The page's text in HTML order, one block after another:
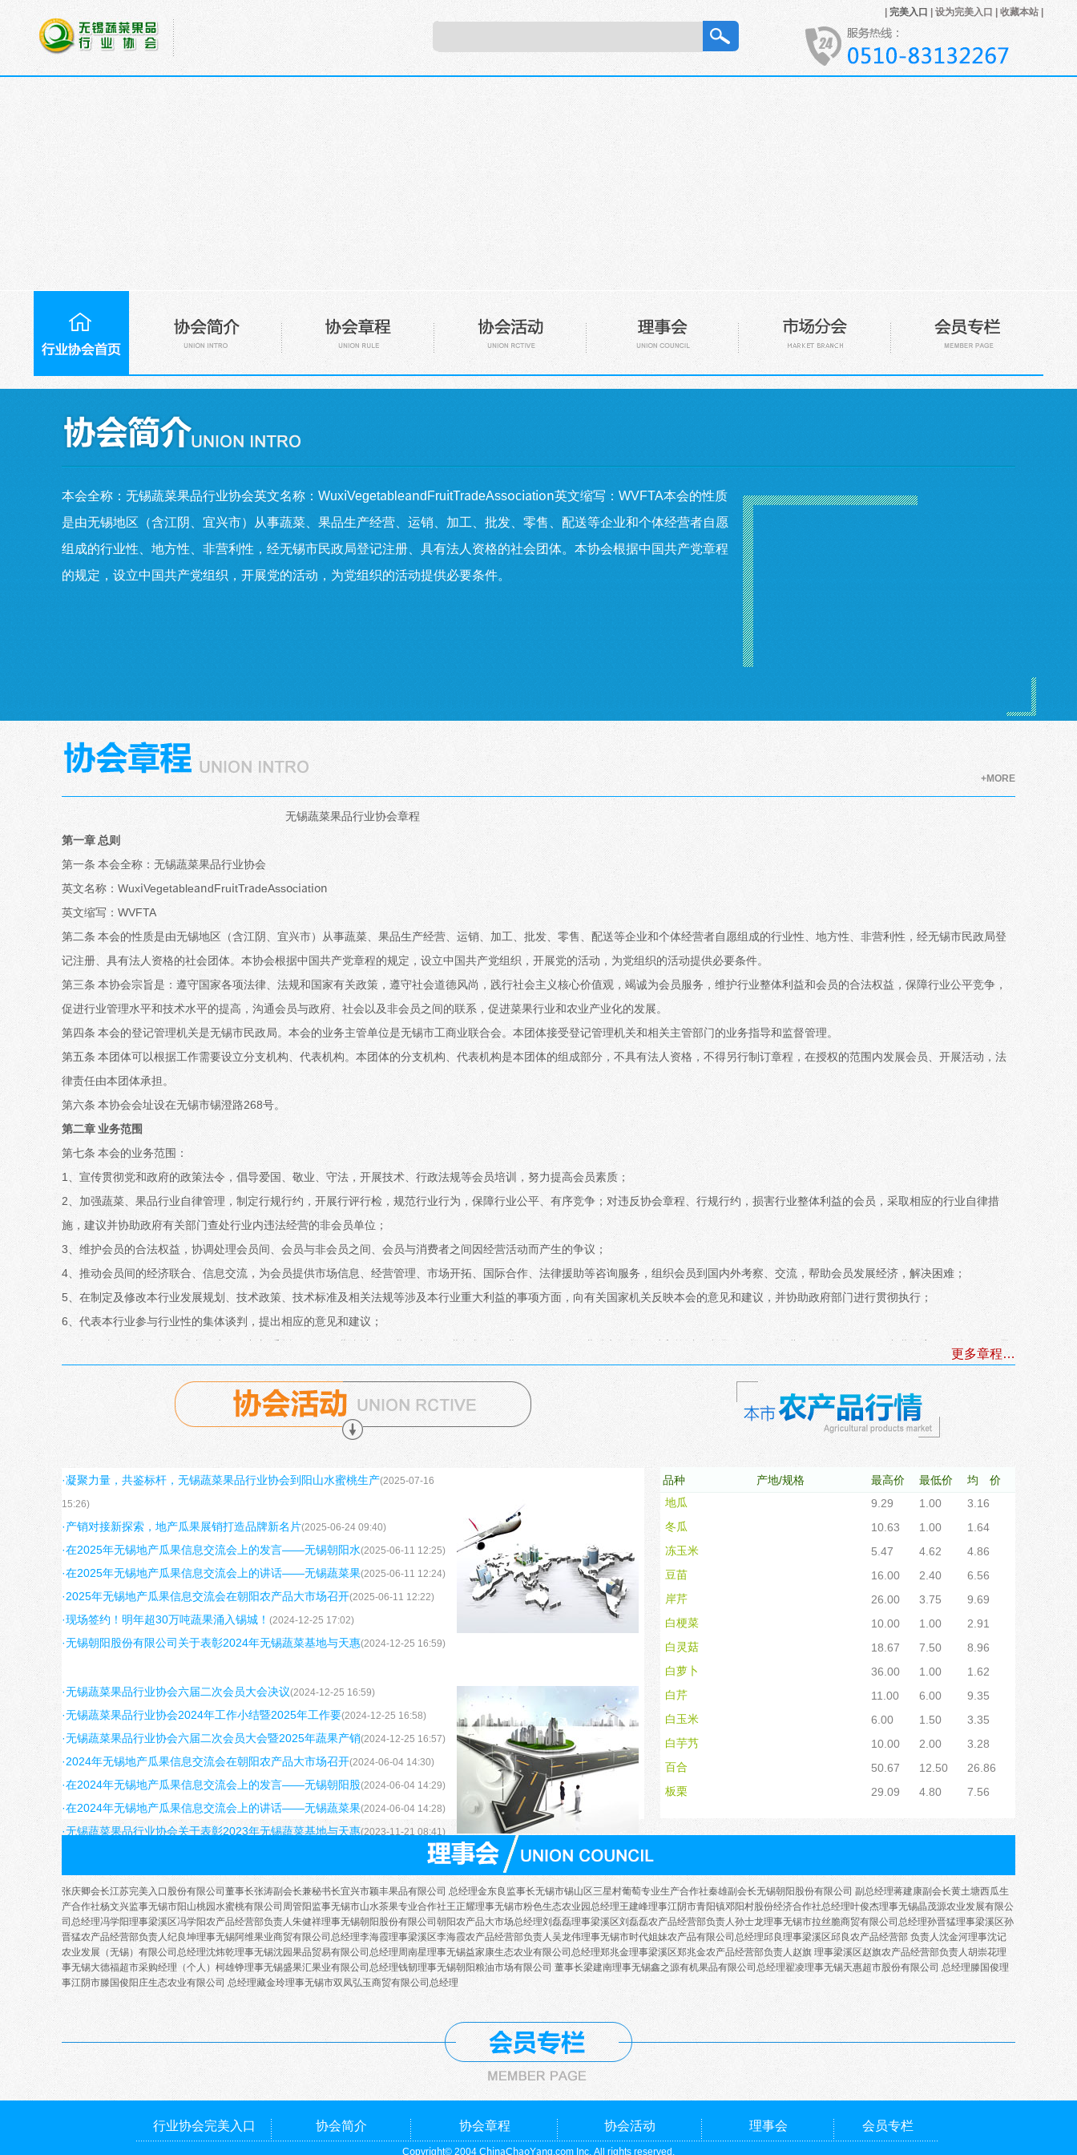
|完美入口 |设为完美入口 |收藏本站 |
本会全称：无锡蔬菜果品行业协会英文名称： WuxiVegetableandFruitTradeAssociation英文缩写： WVFTA本会的性质
是由无锡地区（含江阴、宜兴市）从事蔬菜、果品生产经营、运销、加工、批发、零售、配送等企业和个体经营者自愿
组成的行业性、地方性、非营利性，经无锡市民政局登记注册、具有法人资格的社会团体。本协会根据中国共产党章程
的规定，设立中国共产党组织，开展党的活动，为党组织的活动提供必要条件。
+MORE
无锡蔬菜果品行业协会章程
第一章 总则
第一条 本会全称：无锡蔬菜果品行业协会
英文名称：WuxiVegetableandFruitTradeAssociation
英文缩写：WVFTA
第二条 本会的性质是由无锡地区（含江阴、宜兴市）从事蔬菜、果品生产经营、运销、加工、批发、零售、配送等企业和个体经营者自愿组成的行业性、地方性、非营利性，经无锡市民政局登
记注册、具有法人资格的社会团体。本协会根据中国共产党章程的规定，设立中国共产党组织，开展党的活动，为党组织的活动提供必要条件。
第三条 本协会宗旨是：遵守国家各项法律、法规和国家有关政策，遵守社会道德风尚，践行社会主义核心价值观，竭诚为会员服务，维护行业整体利益和会员的合法权益，保障行业公平竞争，
促进行业管理水平和技术水平的提高，沟通会员与政府、社会以及非会员之间的联系，促进菜果行业和农业产业化的发展。
第四条 本会的登记管理机关是无锡市民政局。本会的业务主管单位是无锡市工商业联合会。本团体接受登记管理机关和相关主管部门的业务指导和监督管理。
第五条 本团体可以根据工作需要设立分支机构、代表机构。本团体的分支机构、代表机构是本团体的组成部分，不具有法人资格，不得另行制订章程，在授权的范围内发展会员、开展活动，法
律责任由本团体承担。
第六条 本协会会址设在无锡市锡澄路268号。
第二章 业务范围
第七条 本会的业务范围：
1、宣传贯彻党和政府的政策法令，倡导爱国、敬业、守法，开展技术、行政法规等会员培训，努力提高会员素质；
2、加强蔬菜、果品行业自律管理，制定行规行约，开展行评行检，规范行业行为，保障行业公平、有序竞争；对违反协会章程、行规行约，损害行业整体利益的会员，采取相应的行业自律措
施，建议并协助政府有关部门查处行业内违法经营的非会员单位；
3、维护会员的合法权益，协调处理会员间、会员与非会员之间、会员与消费者之间因经营活动而产生的争议；
4、推动会员间的经济联合、信息交流，为会员提供市场信息、经营管理、市场开拓、国际合作、法律援助等咨询服务，组织会员到国内外考察、交流，帮助会员发展经济，解决困难；
5、在制定及修改本行业发展规划、技术政策、技术标准及相关法规等涉及本行业重大利益的事项方面，向有关国家机关反映本会的意见和建议，并协助政府部门进行贯彻执行；
6、代表本行业参与行业性的集体谈判，提出相应的意见和建议；
7、根据法律、法规授权或者政府工作部门委托，开展行业统计、行业调查、行业规划、行业信息发布、行业准入资格资质审核以及出具公信证明、进行价格协调、发布产业损害预警等工作，承
办政府、有关社会团体和会员单位委托办理的事项；
8、引导会员弘扬中华民族传统美德，积极投身社会公益事业和光彩事业，开展有益于本行业的其他活动。
第三章 会员
第八条 本会会员包括团体会员、个人会员。
第九条 申请加入本会会员必须具备以下条件：
1、拥护本会的章程；
2、有加入本会的意愿；
3、依法取得从事本行业蔬菜、果品和相关产品生产经营、运销、加工、批发、零售、配送经营活动营业执照（证明）的企业、事业单位、社会团体和个人；
5、根据蔬菜、果品生产流通行业和农业产业化经营的特点，本会会员可以是外地经营单位和个人。
1、提交入会申请书；
第十一条 会员权利：
1、参加本会的活动，享有选举权、被选举权和表决权；
2、参加协会管理，对协会工作有批评建议权和监督权；
3、优先获得本会提供的各项服务；
4、可要求协会帮助其排忧解难，帮助保护其合法权益不受侵犯；
5、其它按本会章程应享受的权利。
1、遵守本会章程，执行本会的各项决议；
2、维护本会的合法权益和行业的共同利益；
3、积极支持并参加本会组织的各项活动，承担并完成本会交办的工作；
4、按期缴纳会费；
5、向协会反映情况，提供有关资料，按要求及时提供本会所需要的各类信息、资料和报表；
6、其它按章程应履行的义务。
第十三条 会员退会的程序：会员退会应书面通知本协会，并交回会员单位（个人会员）证书，即注销其会员资格。
第十四条 会员有下列情况之一的，由协会根据不同情况，经理事会表决通过后，可以暂停其会员资格或者予以除名：
1、不履行《章程》规定的会员义务的；
2、有损害协会声誉或违背协会宗旨行为的；
4、被依法终止法人资格的企业、事业单位和严重犯法、受到国家司法部门追究法律责任被判刑并剥夺政治权利的个人会员。
更多章程…
·凝聚力量，共鉴标杆，无锡蔬菜果品行业协会到阳山水蜜桃生产(2025-07-16
15:26)
·产销对接新探索，地产瓜果展销打造品牌新名片(2025-06-24 09:40)
·在2025年无锡地产瓜果信息交流会上的发言——无锡朝阳水(2025-06-11 12:25)
·在2025年无锡地产瓜果信息交流会上的讲话——无锡蔬菜果(2025-06-11 12:24)
·2025年无锡地产瓜果信息交流会在朝阳农产品大市场召开(2025-06-11 12:22)
·现场签约！明年超30万吨蔬果涌入锡城！ (2024-12-25 17:02)
·无锡朝阳股份有限公司关于表彰2024年无锡蔬菜基地与天惠(2024-12-25 16:59)
·无锡蔬菜果品行业协会六届二次会员大会决议(2024-12-25 16:59)
·无锡蔬菜果品行业协会2024年工作小结暨2025年工作要(2024-12-25 16:58)
·无锡蔬菜果品行业协会六届二次会员大会暨2025年蔬果产销(2024-12-25 16:57)
·2024年无锡地产瓜果信息交流会在朝阳农产品大市场召开(2024-06-04 14:30)
·在2024年无锡地产瓜果信息交流会上的发言——无锡朝阳股(2024-06-04 14:29)
·在2024年无锡地产瓜果信息交流会上的讲话——无锡蔬菜果(2024-06-04 14:28)
·无锡蔬菜果品行业协会关于表彰2023年无锡蔬菜基地与天惠(2023-11-21 08:41)
品种 产地/规格 最高价 最低价 均 价
26.00 3.75
9.69
白梗菜
白灵菇
18.67 7.50
8.96
白萝卜
36.00 1.00
1.62
白芹
11.00 6.00
9.35
白玉米
6.00 1.50
3.35
白芋艿
10.00 2.00
3.28
百合
50.67 12.50
26.86
板栗
29.09 4.80
7.56
包菜
6.00 2.00
4.42
鲍菇
12.00 1.00
2.71
贝贝南瓜
9.60 1.00
4.16
菠菜
33.33 1.00
8.62
彩色椒
36.00 2.00
14.40
菜椒
10.00 2.00
5.72
菜苔
60.00 1.00
4.84
蚕豆
21.45 6.50
15.50
茶树菇
12.00 1.30
4.14
长豆
28.00 1.00
8.48
长尖椒
19.00 1.50
6.56
长南瓜
5.20 1.00
1.87
长四季豆
8.04
60.00
42.85
茨菇
14.00
7.08
大白菜
1.62
12.00
大青菜
24.00 1.00
2.11
20.00
大蒜叶
张庆卿会长江苏完美入口股份有限公司董事长张涛副会长兼秘书长宜兴市颖丰果品有限公司 总经理金东良监事长无锡市锡山区三星村葡萄专业生产合作社秦雄副会长无锡朝阳股份有限公司 副总经理蒋建康副会长黄土塘西瓜生
产合作社杨文兴监事无锡市阳山桃园水蜜桃有限公司周管阳监事无锡市山水茶果专业合作社王正耀理事无锡市粉色生态农业园总经理王建峰理事江阴市青阳镇邓阳村股份经济合作社总经理叶俊杰理事无锡晶茂源农业发展有限公
司总经理冯学阳理事梁溪区冯学阳农产品经营部负责人朱健祥理事无锡朝阳股份有限公司朝阳农产品大市场总经理刘磊磊理事梁溪区刘磊磊农产品经营部负责人孙士龙理事无锡市拉丝脆商贸有限公司总经理孙晋猛理事梁溪区孙
晋猛农产品经营部负责人纪良坤理事无锡阿维果业商贸有限公司总经理李海霞理事梁溪区李海霞农产品经营部负责人吴龙伟理事无锡市时代姐妹农产品有限公司总经理邱良理事梁溪区邱良农产品经营部负责人沈金河理事沈记
农业发展（无锡）有限公司总经理沈炜乾理事无锡沈园果品贸易有限公司总经理周南星理事无锡益家康生态农业有限公司总经理郑兆金理事梁溪区郑兆金农产品经营部负责人 赵旗理事梁溪区赵旗农产品经营部负责人胡崇花理
事无锡大德福超市采购经理（个人） 柯雄铮理事无锡盛果汇果业有限公司总经理钱韧理事无锡朝阳粮油市场有限公司董事长梁建南理事无锡鑫之源有机果品有限公司总经理翟凌理事无锡天惠超市股份有限公司 总经理滕国俊理
事江阴市滕国俊阳庄生态农业有限公司 总经理藏金玲理事无锡市双凤弘玉商贸有限公司总经理
行业协会完美入口 协会简介 协会章程 协会活动 理事会 会员专栏
Copyright© 2004 ChinaChaoYang.com Inc. All rights reserved.